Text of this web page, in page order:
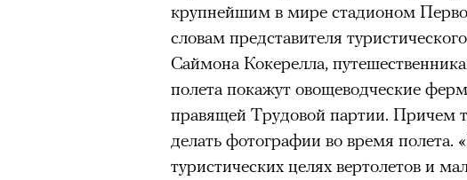
крупнейшим в мире стадионом
словам представителя
Саймона Кокерелла,
полета покажут овощеводческие
правящей Трудовой партии. Причем
делать фотографии во время полета.
туристических целях вертолетов и